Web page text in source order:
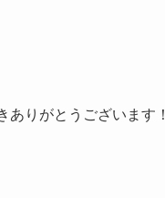
ありがとうございます！